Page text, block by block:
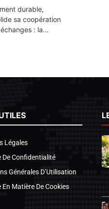
durable,
sa coopération
: la...
Légales
De Confidentialité
Générales D’Utilisation
En Matière De Cookies